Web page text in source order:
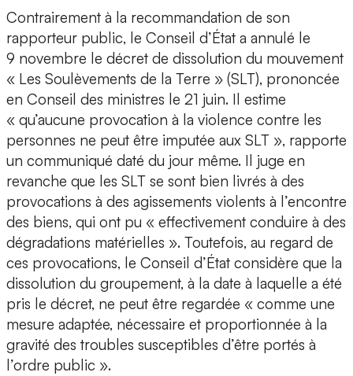
Contrairement à la recommandation de son
rapporteur public, le Conseil d’État a annulé le
9 novembre le décret de dissolution du mouvement
« Les Soulèvements de la Terre » (SLT), prononcée
en Conseil des ministres le 21 juin. Il estime
« qu’aucune provocation à la violence contre les
personnes ne peut être imputée aux SLT », rapporte
un communiqué daté du jour même. Il juge en
revanche que les SLT se sont bien livrés à des
provocations à des agissements violents à l’encontre
des biens, qui ont pu « effectivement conduire à des
dégradations matérielles ». Toutefois, au regard de
ces provocations, le Conseil d’État considère que la
dissolution du groupement, à la date à laquelle a été
pris le décret, ne peut être regardée « comme une
mesure adaptée, nécessaire et proportionnée à la
gravité des troubles susceptibles d’être portés à
l’ordre public ».